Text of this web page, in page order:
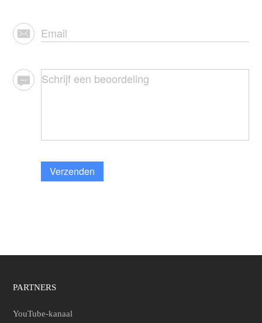
Verzenden
PARTNERS
YouTube-kanaal